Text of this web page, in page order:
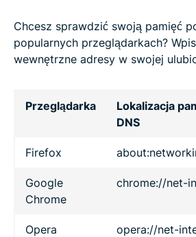
Chcesz sprawdzić swoją pamięć
popularnych przeglądarkach?
wewnętrzne adresy w swojej
Przeglądarka
Lokalizacja
DNS
Firefox
Google
Chrome
chrome://net-
Opera opera://net-